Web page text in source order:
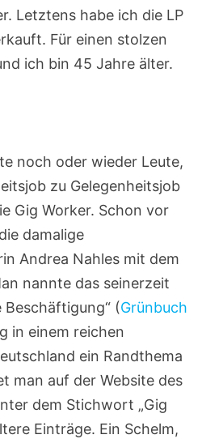
Letztens habe ich die LP
Für einen stolzen
ich bin 45 Jahre älter.
noch oder wieder Leute,
zu Gelegenheitsjob
Gig Worker. Schon vor
damalige
Andrea Nahles mit dem
nannte das seinerzeit
(Grünbuch
in einem reichen
ein Randthema
man auf der Website des
dem Stichwort „Gig
Einträge. Ein Schelm,